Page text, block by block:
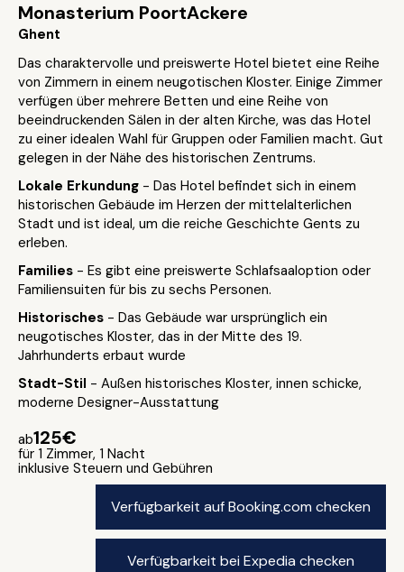
Monasterium PoortAckere
Ghent
Das charaktervolle und preiswerte Hotel bietet eine Reihe
von Zimmern in einem neugotischen Kloster. Einige Zimmer
verfügen über mehrere Betten und eine Reihe von
beeindruckenden Sälen in der alten Kirche, was das Hotel
zu einer idealen Wahl für Gruppen oder Familien macht. Gut
gelegen in der Nähe des historischen Zentrums.
Lokale Erkundung - Das Hotel befindet sich in einem
historischen Gebäude im Herzen der mittelalterlichen
Stadt und ist ideal, um die reiche Geschichte Gents zu
erleben.
Families - Es gibt eine preiswerte Schlafsaaloption oder
Familiensuiten für bis zu sechs Personen.
Historisches - Das Gebäude war ursprünglich ein
neugotisches Kloster, das in der Mitte des 19.
Jahrhunderts erbaut wurde
Stadt-Stil - Außen historisches Kloster, innen schicke,
moderne Designer-Ausstattung
ab125€
für 1 Zimmer, 1 Nacht
inklusive Steuern und Gebühren
Verfügbarkeit auf Booking.com checken
Verfügbarkeit bei Expedia checken